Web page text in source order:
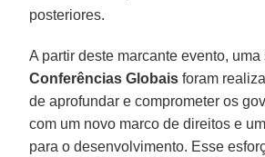
posteriores.
A partir deste marcante evento, uma
Conferências Globais foram
de aprofundar e comprometer os
com um novo marco de direitos e
para o desenvolvimento. Esse